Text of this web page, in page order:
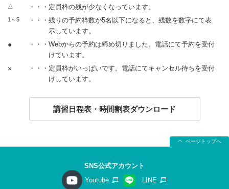
△ ・・・定員枠の残が少なくなっています。
1～5
・・・残りの予約枠数が5名以下になると、残数を数字にて表
示しています。
●
・・・Webからの予約は締め切りました。電話にて予約を受付
けています。
×
・・・定員枠がいっぱいです。電話にてキャンセル待ちを受付
けしています。
講習日程表・時間割表ダウンロード
ページトップへ
SNS公式アカウント
Youtube
LINE